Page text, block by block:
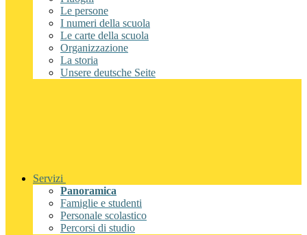
Le persone
I numeri della scuola
Le carte della scuola
Organizzazione
La storia
Unsere deutsche Seite
Servizi
Panoramica
Famiglie e studenti
Personale scolastico
Percorsi di studio